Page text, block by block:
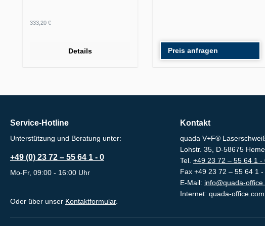
Regulärer Preis:
333,20 €
Details Preis anfragen
Service-Hotline
Unterstützung und Beratung unter:
+49 (0) 23 72 – 55 64 1 - 0
Mo-Fr, 09:00 - 16:00 Uhr
Oder über unser Kontaktformular.
Kontakt
quada V+F®
Lohstr. 35, D-58675
Tel. +49 23 72 – 55 64 1 -
Fax +49 23 72 – 55 64 1 -
E-Mail: info@quada-
Internet: quada-office.com